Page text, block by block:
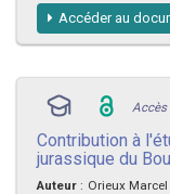
Accéder au
Accès
Contribution à
jurassique du
Auteur : Orieux Marcel